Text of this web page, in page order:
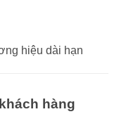
hiệu dài hạn
hàng